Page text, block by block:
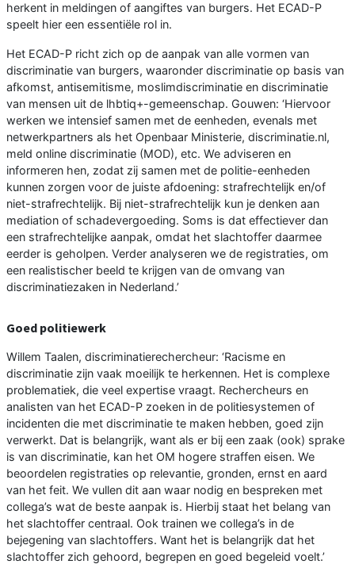
herkent in meldingen of aangiftes van burgers. Het ECAD-P
speelt hier een essentiële rol in.
Het ECAD-P richt zich op de aanpak van alle vormen van
discriminatie van burgers, waaronder discriminatie op basis van
afkomst, antisemitisme, moslimdiscriminatie en discriminatie
van mensen uit de lhbtiq+-gemeenschap. Gouwen: ‘Hiervoor
werken we intensief samen met de eenheden, evenals met
netwerkpartners als het Openbaar Ministerie, discriminatie.nl,
meld online discriminatie (MOD), etc. We adviseren en
informeren hen, zodat zij samen met de politie-eenheden
kunnen zorgen voor de juiste afdoening: strafrechtelijk en/of
niet-strafrechtelijk. Bij niet-strafrechtelijk kun je denken aan
mediation of schadevergoeding. Soms is dat effectiever dan
een strafrechtelijke aanpak, omdat het slachtoffer daarmee
eerder is geholpen. Verder analyseren we de registraties, om
een realistischer beeld te krijgen van de omvang van
discriminatiezaken in Nederland.’
Goed politiewerk
Willem Taalen, discriminatierechercheur: ‘Racisme en
discriminatie zijn vaak moeilijk te herkennen. Het is complexe
problematiek, die veel expertise vraagt. Rechercheurs en
analisten van het ECAD-P zoeken in de politiesystemen of
incidenten die met discriminatie te maken hebben, goed zijn
verwerkt. Dat is belangrijk, want als er bij een zaak (ook) sprake
is van discriminatie, kan het OM hogere straffen eisen. We
beoordelen registraties op relevantie, gronden, ernst en aard
van het feit. We vullen dit aan waar nodig en bespreken met
collega’s wat de beste aanpak is. Hierbij staat het belang van
het slachtoffer centraal. Ook trainen we collega’s in de
bejegening van slachtoffers. Want het is belangrijk dat het
slachtoffer zich gehoord, begrepen en goed begeleid voelt.’